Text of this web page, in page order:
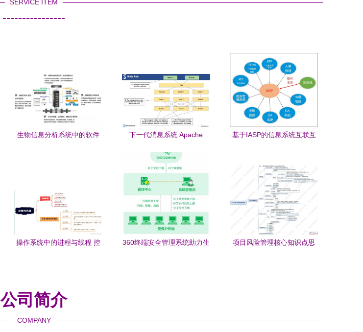
SERVICE ITEM
----------------
生物信息分析系统中的软件
下一代消息系统 Apache
基于IASP的信息系统互联互
源数据库信息系统高效协同
操作系统中的进程与线程 控
360终端安全管理系统助力生
项目风险管理核心知识点思
公司简介
COMPANY